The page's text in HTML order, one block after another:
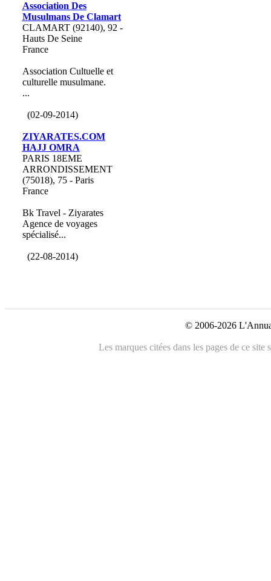
Association Des
Musulmans De Clamart
CLAMART (92140), 92 -
Hauts De Seine
France
Association Cultuelle et
culturelle musulmane.
...
(02-09-2014)
ZIYARATES.COM
HAJJ OMRA
PARIS 18EME
ARRONDISSEMENT
(75018), 75 - Paris
France
Bk Travel - Ziyarates
Agence de voyages
spécialisé...
(22-08-2014)
© 2006-2026
Les marques citées dans les pages de ce